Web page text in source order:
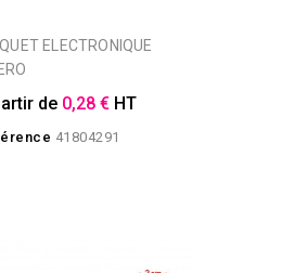
de 0,28 € HT
41804291